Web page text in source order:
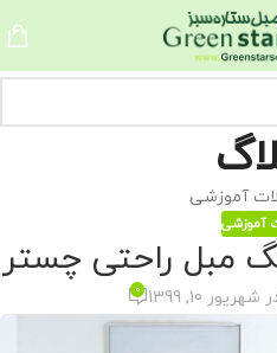
آموزشی
آموزشی
مبل راحتی چستر
شهریور 10, 1399 0